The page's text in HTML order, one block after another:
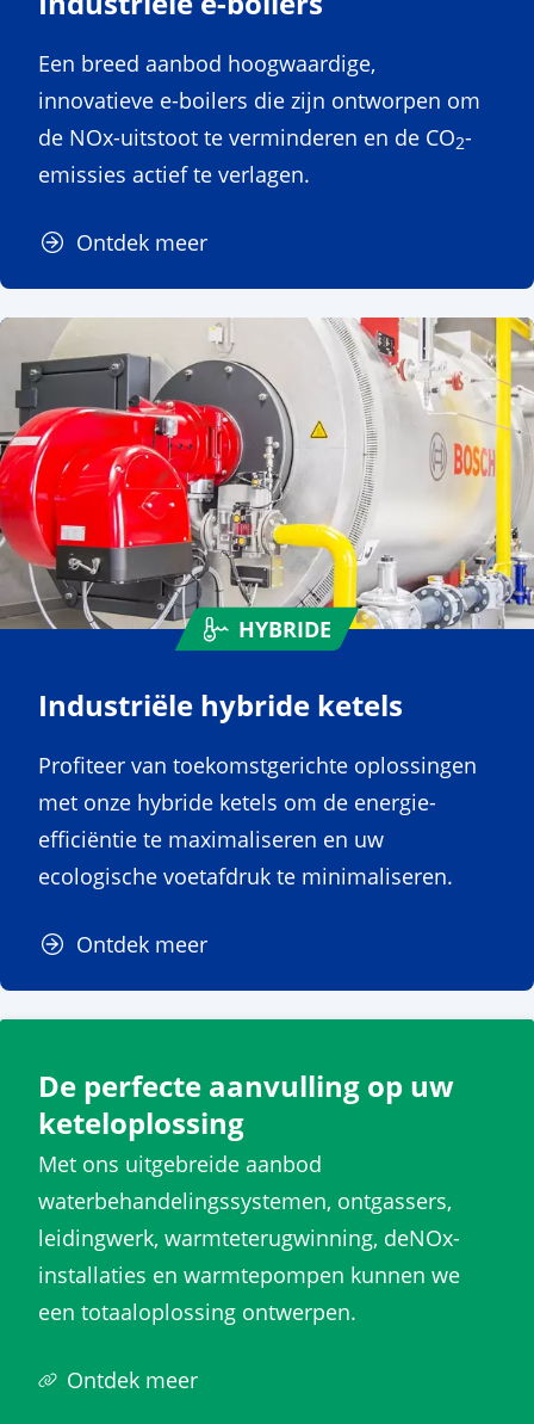
Een breed aanbod hoogwaardige,
innovatieve e-boilers die zijn ontworpen om
de NOx-uitstoot te verminderen en de CO2-
emissies actief te verlagen.
Ontdek meer
HYBRIDE
Industriële hybride ketels
Profiteer van toekomstgerichte oplossingen
met onze hybride ketels om de energie-
efficiëntie te maximaliseren en uw
ecologische voetafdruk te minimaliseren.
Ontdek meer
De perfecte aanvulling op uw
keteloplossing
Met ons uitgebreide aanbod
waterbehandelingssystemen, ontgassers,
leidingwerk, warmteterugwinning, deNOx-
installaties en warmtepompen kunnen we
een totaaloplossing ontwerpen.
Ontdek meer